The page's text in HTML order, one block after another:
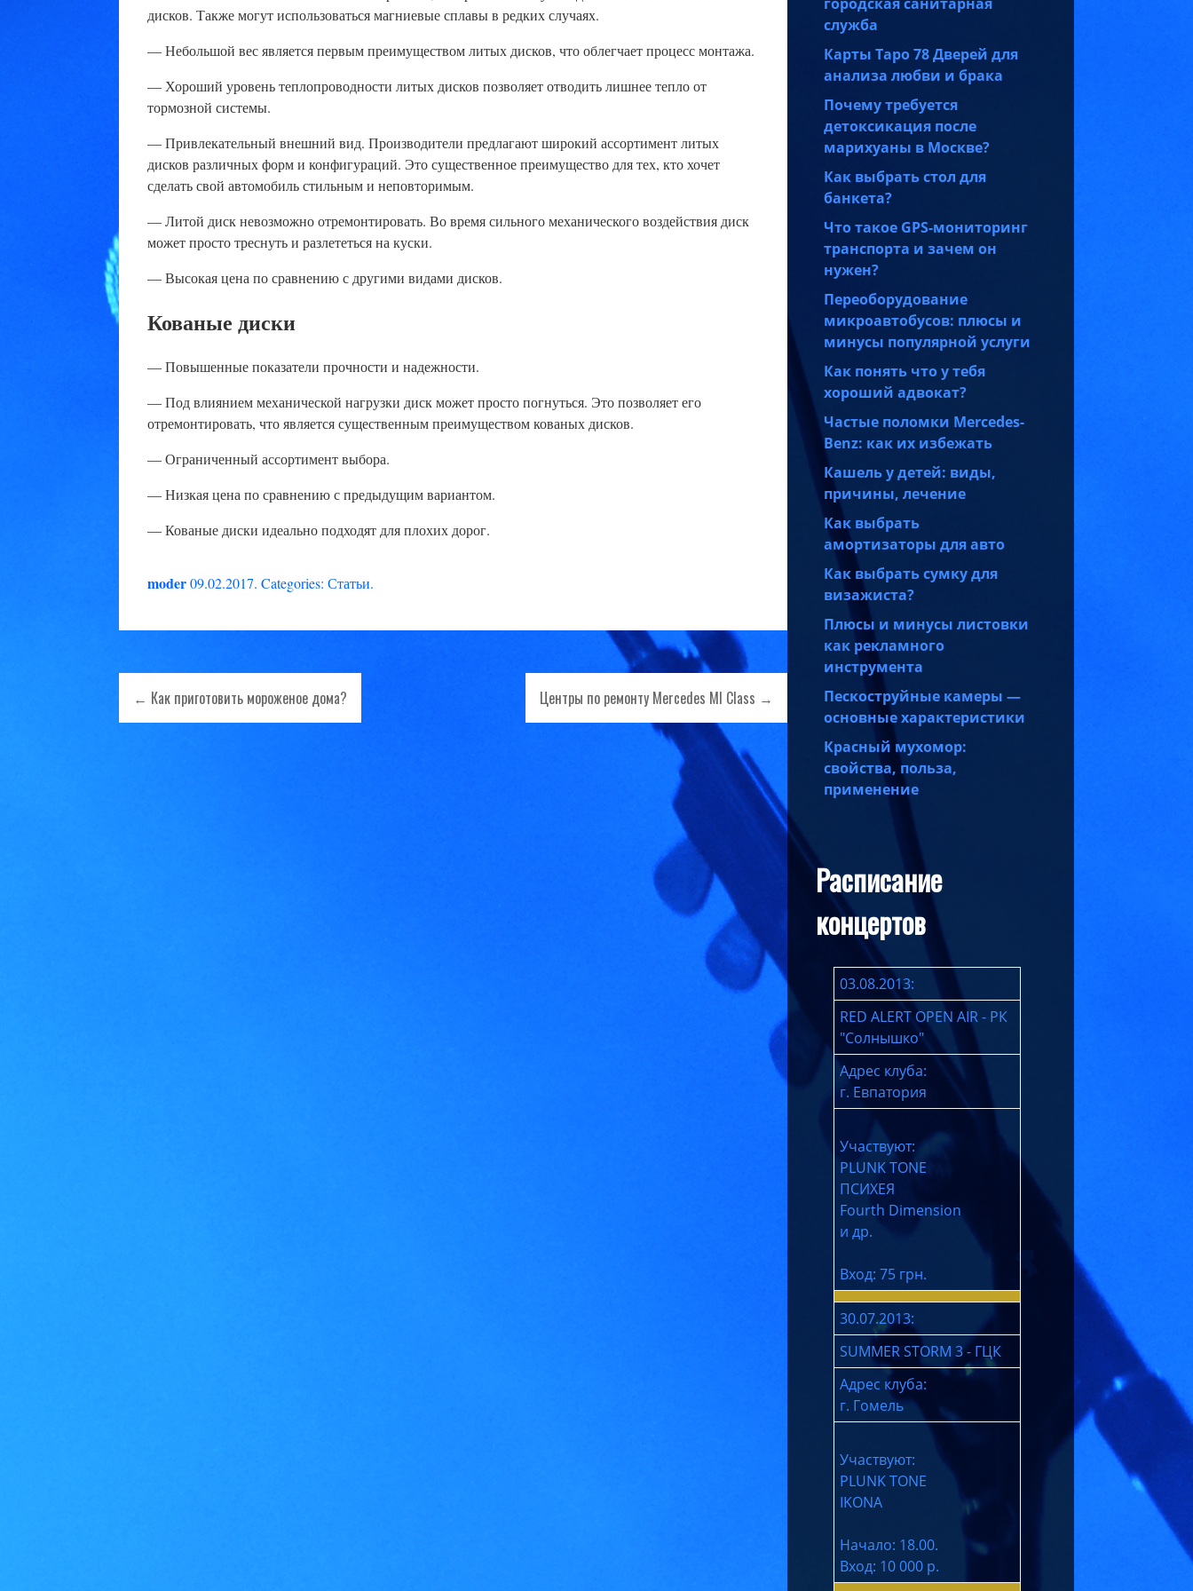
дисков. Также могут использоваться магниевые сплавы в редких случаях.
— Небольшой вес является первым преимуществом литых дисков, что облегчает процесс монтажа.
— Хороший уровень теплопроводности литых дисков позволяет отводить лишнее тепло от
тормозной системы.
— Привлекательный внешний вид. Производители предлагают широкий ассортимент литых
дисков различных форм и конфигураций. Это существенное преимущество для тех, кто хочет
сделать свой автомобиль стильным и неповторимым.
— Литой диск невозможно отремонтировать. Во время сильного механического воздействия диск
может просто треснуть и разлететься на куски.
— Высокая цена по сравнению с другими видами дисков.
Кованые диски
— Повышенные показатели прочности и надежности.
— Под влиянием механической нагрузки диск может просто погнуться. Это позволяет его
отремонтировать, что является существенным преимуществом кованых дисков.
— Ограниченный ассортимент выбора.
— Низкая цена по сравнению с предыдущим вариантом.
— Кованые диски идеально подходят для плохих дорог.
moder 09.02.2017. Categories:Статьи.
Навигация
← Как приготовить мороженое дома? Центры по ремонту Mercedes Ml Class →
служба
Карты Таро 78 Дверей для
анализа любви и брака
Почему требуется
детоксикация после
марихуаны в Москве?
Как выбрать стол для
банкета?
Что такое GPS-мониторинг
транспорта и зачем он
нужен?
Переоборудование
микроавтобусов: плюсы и
минусы популярной услуги
Как понять что у тебя
хороший адвокат?
Частые поломки Mercedes-
Benz: как их избежать
Кашель у детей: виды,
причины, лечение
Как выбрать
амортизаторы для авто
Как выбрать сумку для
визажиста?
Плюсы и минусы листовки
как рекламного
инструмента
Пескоструйные камеры —
основные характеристики
Красный мухомор:
свойства, польза,
применение
Расписание
концертов
03.08.2013:
RED ALERT OPEN AIR - РК
"Солнышко"
Адрес клуба:
г. Евпатория
Участвуют:
PLUNK TONE
ПСИХЕЯ
Fourth Dimension
и др.
Вход: 75 грн.
30.07.2013:
SUMMER STORM 3 - ГЦК
Адрес клуба:
г. Гомель
Участвуют:
PLUNK TONE
IKONA
Начало: 18.00.
Вход: 10 000 р.